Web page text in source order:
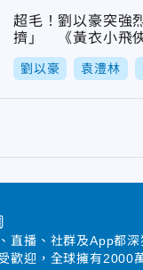
超毛！劉以豪突強
擠」 《黃衣小飛
吐
劉以豪 袁澧林
直播、社群及App都
歡迎，全球擁有2000